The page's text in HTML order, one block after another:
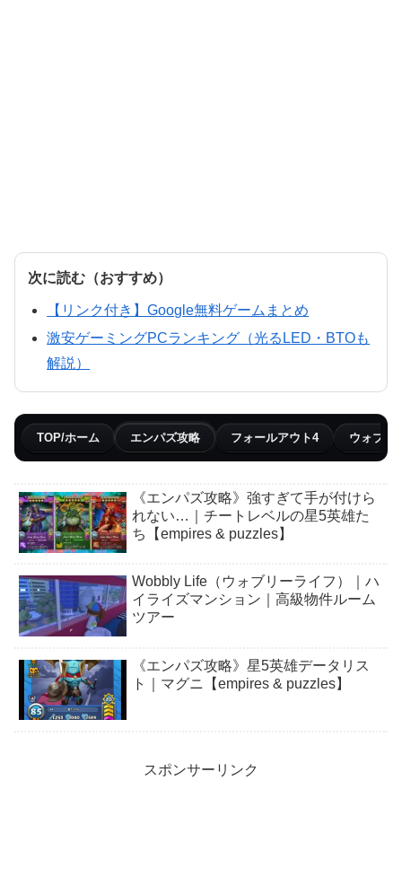
次に読む（おすすめ）
【リンク付き】Google無料ゲームまとめ
激安ゲーミングPCランキング（光るLED・BTOも
解説）
TOP/ホーム エンパズ攻略 フォールアウト4 ウォブリ
《エンパズ攻略》強すぎて手が付けら
れない…｜チートレベルの星5英雄た
ち【empires & puzzles】
Wobbly Life（ウォブリーライフ）｜ハ
イライズマンション｜高級物件ルーム
ツアー
《エンパズ攻略》星5英雄データリス
ト｜マグニ【empires & puzzles】
スポンサーリンク